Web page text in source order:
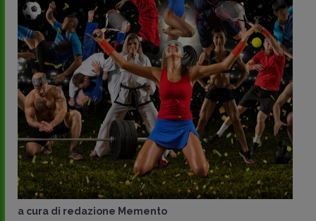
a cura di redazione Memento